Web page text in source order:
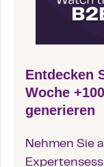
Entdecken
Woche
generieren
Nehmen Sie